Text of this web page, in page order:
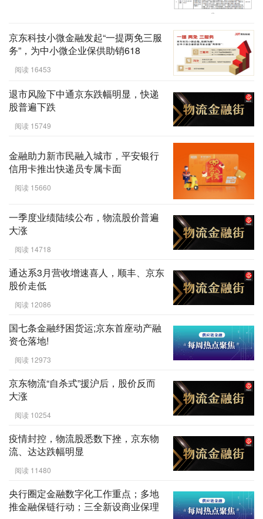
京东科技小微金融发起“一提两免三服
务”，为中小微企业保供助销618
阅读 16453
退市风险下中通京东跌幅明显，快递
股普遍下跌
阅读 15749
金融助力新市民融入城市，平安银行
信用卡推出快递员专属卡面
阅读 15660
一季度业绩陆续公布，物流股价普遍
大涨
阅读 14718
通达系3月营收增速喜人，顺丰、京东
股价走低
阅读 12086
国七条金融纾困货运;京东首座动产融
资仓落地!
阅读 12973
京东物流“自杀式”援沪后，股价反而
大涨
阅读 10254
疫情封控，物流股悉数下挫，京东物
流、达达跌幅明显
阅读 11480
央行圈定金融数字化工作重点；多地
推金融保链行动；三全新设商业保理